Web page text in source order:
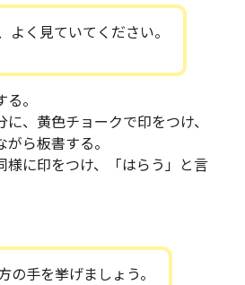
よく見ていてください。
。
、黄色チョークで印をつけ、
がら板書する。
様に印をつけ、「はらう」と言
の手を挙げましょう。